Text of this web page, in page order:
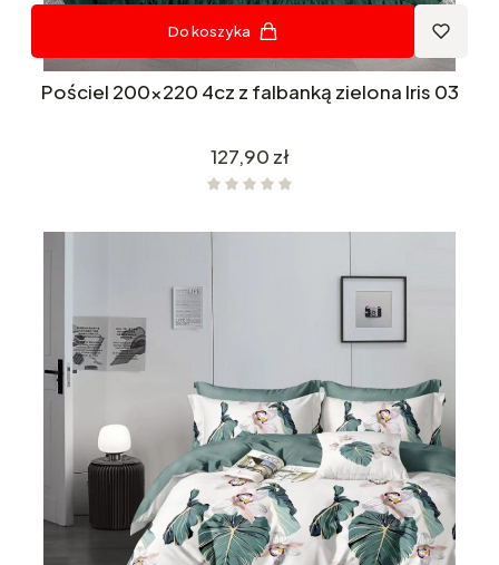
Do koszyka
Pościel 200x220 4cz z falbanką zielona Iris 03
Cena
127,90 zł